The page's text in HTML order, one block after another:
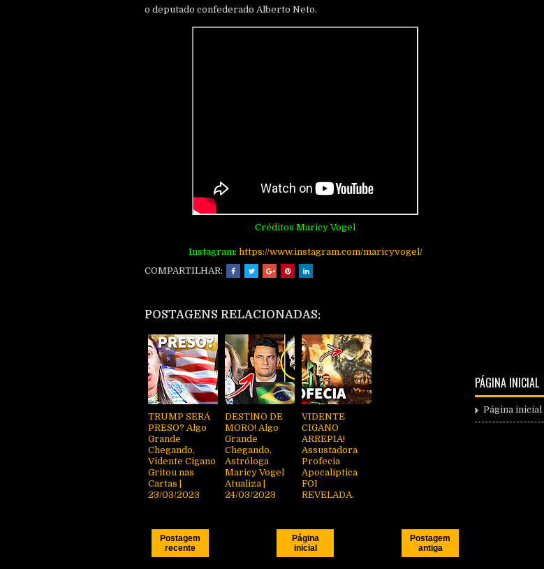
o deputado confederado Alberto Neto.
Créditos Maricy Vogel
Instagram: https://www.instagram.com/maricyvogel/
COMPARTILHAR:
POSTAGENS RELACIONADAS:
TRUMP SERÁ
PRESO? Algo
Grande
Chegando,
Vidente Cigano
Gritou nas
Cartas |
23/03/2023
DESTlNO DE
MORO! Algo
Grande
Chegando,
Astróloga
Maricy Vogel
Atualiza |
24/03/2023
VIDENTE
CIGANO
ARREPIA!
Assustadora
Profecia
Apocalíptica
FOI
REVELADA.
Postagem
recente
Postagem
antiga
Página
inicial
PÁGINA INICIAL
Página inicial